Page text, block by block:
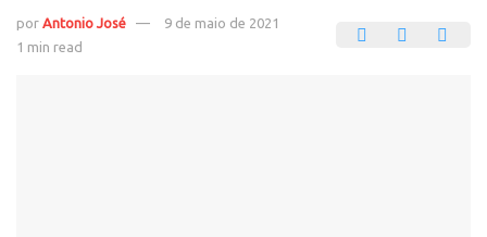
por Antonio José
9 de maio de 2021
1 min read